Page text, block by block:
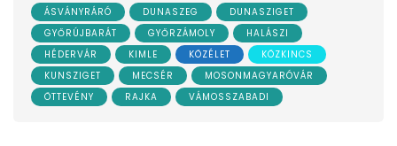
ÁSVÁNYRÁRÓ DUNASZEG
DUNASZIGET
GYŐRÚJBARÁT
GYŐRZÁMOLY
HALÁSZI
HÉDERVÁR
KIMLE KÖZÉLET
KÖZKINCS
KUNSZIGET
MECSÉR
MOSONMAGYARÓVÁR
ÖTTEVÉNY
RAJKA VÁMOSSZABADI